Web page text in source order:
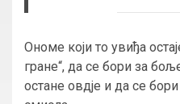
Ономе који то увиђа
гране“, да се бори за
остане овдје и да се